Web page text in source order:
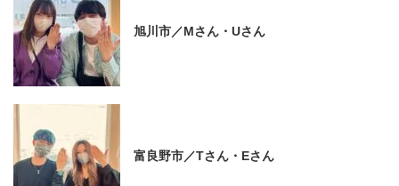
旭川市／Mさん・Uさん
富良野市／Tさん・Eさん